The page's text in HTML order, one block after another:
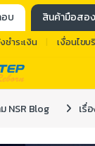
อบ สินค้ามือสอ
ชำระเงิน เงื่อนไขบ
NSR Blog เรื่